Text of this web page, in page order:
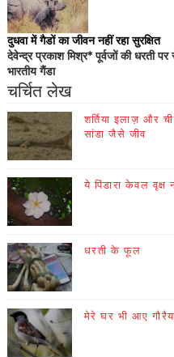
दुधवा में गैडों का जीवन नहीं रहा सुरक्षित
देवेन्द्र प्रकाश मिश्र* पूर्वजों की धरती
भारतीय गैंडा
चर्चित लेख
शर्तिया इलाज़ और
सांडा जैसे जीव
ये पिंडारा केवल वृक्ष
धरती के फूल
मेरे घर भी आए